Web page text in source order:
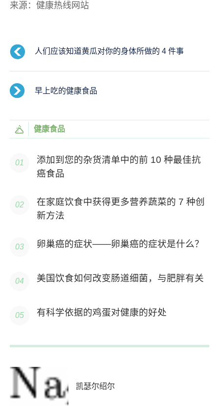
来源：健康热线网站
人们应该知道黄瓜对你的身体所做的 4 件事
早上吃的健康食品
健康食品
添加到您的杂货清单中的前 10 种最佳抗
癌食品
在家庭饮食中获得更多营养蔬菜的 7 种创
新方法
卵巢癌的症状——卵巢癌的症状是什么？
美国饮食如何改变肠道细菌，与肥胖有关
有科学依据的鸡蛋对健康的好处
凯瑟尔绍尔